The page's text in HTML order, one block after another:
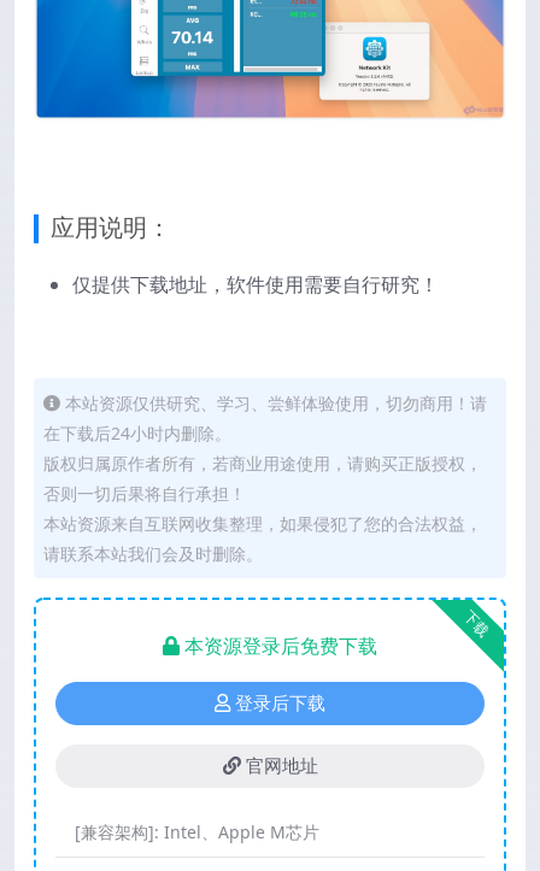
应用说明：
仅提供下载地址，软件使用需要自行研究！
本站资源仅供研究、学习、尝鲜体验使用，切勿商用！请
在下载后24小时内删除。
版权归属原作者所有，若商业用途使用，请购买正版授权，
否则一切后果将自行承担！
本站资源来自互联网收集整理，如果侵犯了您的合法权益，
请联系本站我们会及时删除。
下载
本资源登录后免费下载
登录后下载
官网地址
[兼容架构]: Intel、Apple M芯片